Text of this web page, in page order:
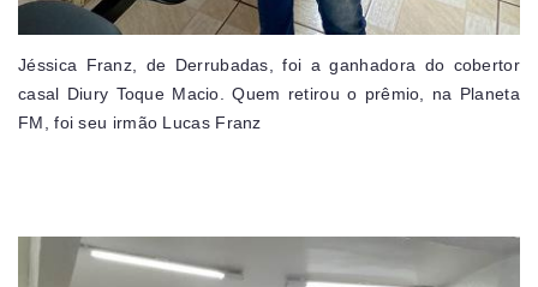
Jéssica Franz, de Derrubadas, foi a ganhadora do cobertor
casal Diury Toque Macio. Quem retirou o prêmio, na Planeta
FM, foi seu irmão Lucas Franz